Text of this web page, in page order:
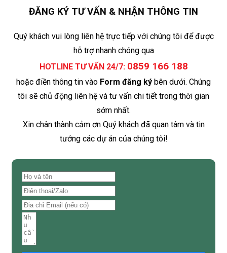
ĐĂNG KÝ TƯ VẤN & NHẬN THÔNG TIN
Quý khách vui lòng liên hệ trực tiếp với chúng tôi để được
hỗ trợ nhanh chóng qua
HOTLINE TƯ VẤN 24/7: 0859 166 188
hoặc điền thông tin vào Form đăng ký bên dưới. Chúng
tôi sẽ chủ động liên hệ và tư vấn chi tiết trong thời gian
sớm nhất.
Xin chân thành cảm ơn Quý khách đã quan tâm và tin
tưởng các dự án của chúng tôi!